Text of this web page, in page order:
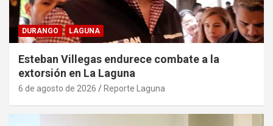
DURANGO LAGUNA
Esteban Villegas endurece combate a la
extorsión en La Laguna
6 de agosto de 2026 Reporte Laguna